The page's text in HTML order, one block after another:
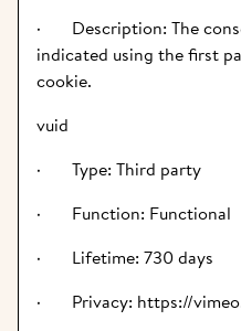
·       Description: The
indicated using the first
cookie.
vuid
·       Type: Third party
·       Function: Functional
·       Lifetime: 730 days
·       Privacy: https://